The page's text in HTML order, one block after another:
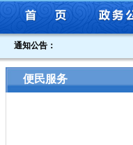
通知公告：
便民服务